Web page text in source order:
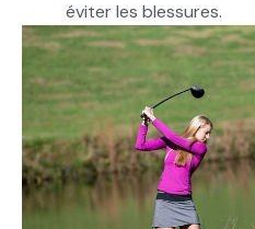
éviter les blessures.